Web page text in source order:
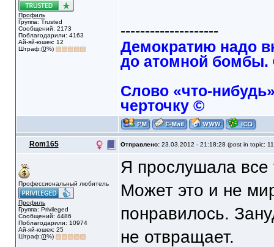
Профиль
Группа: Trusted
Сообщений: 2173
Поблагодарили: 4163
Ай-яй-юшек: 12
Штраф:(0%)
--------------------
Демократию надо
до атомной бомбы.
Слово «что-
черточку ©
Rom165 Отправлено: 23.03.2012 - 21:18:28 (post in topic:
Профессиональный любитель
Профиль
Группа: Privileged
Сообщений: 4486
Поблагодарили: 10974
Ай-яй-юшек: 25
Штраф:(0%)
Я прослушала все
Может это и не
понравилось.
не отвращает.